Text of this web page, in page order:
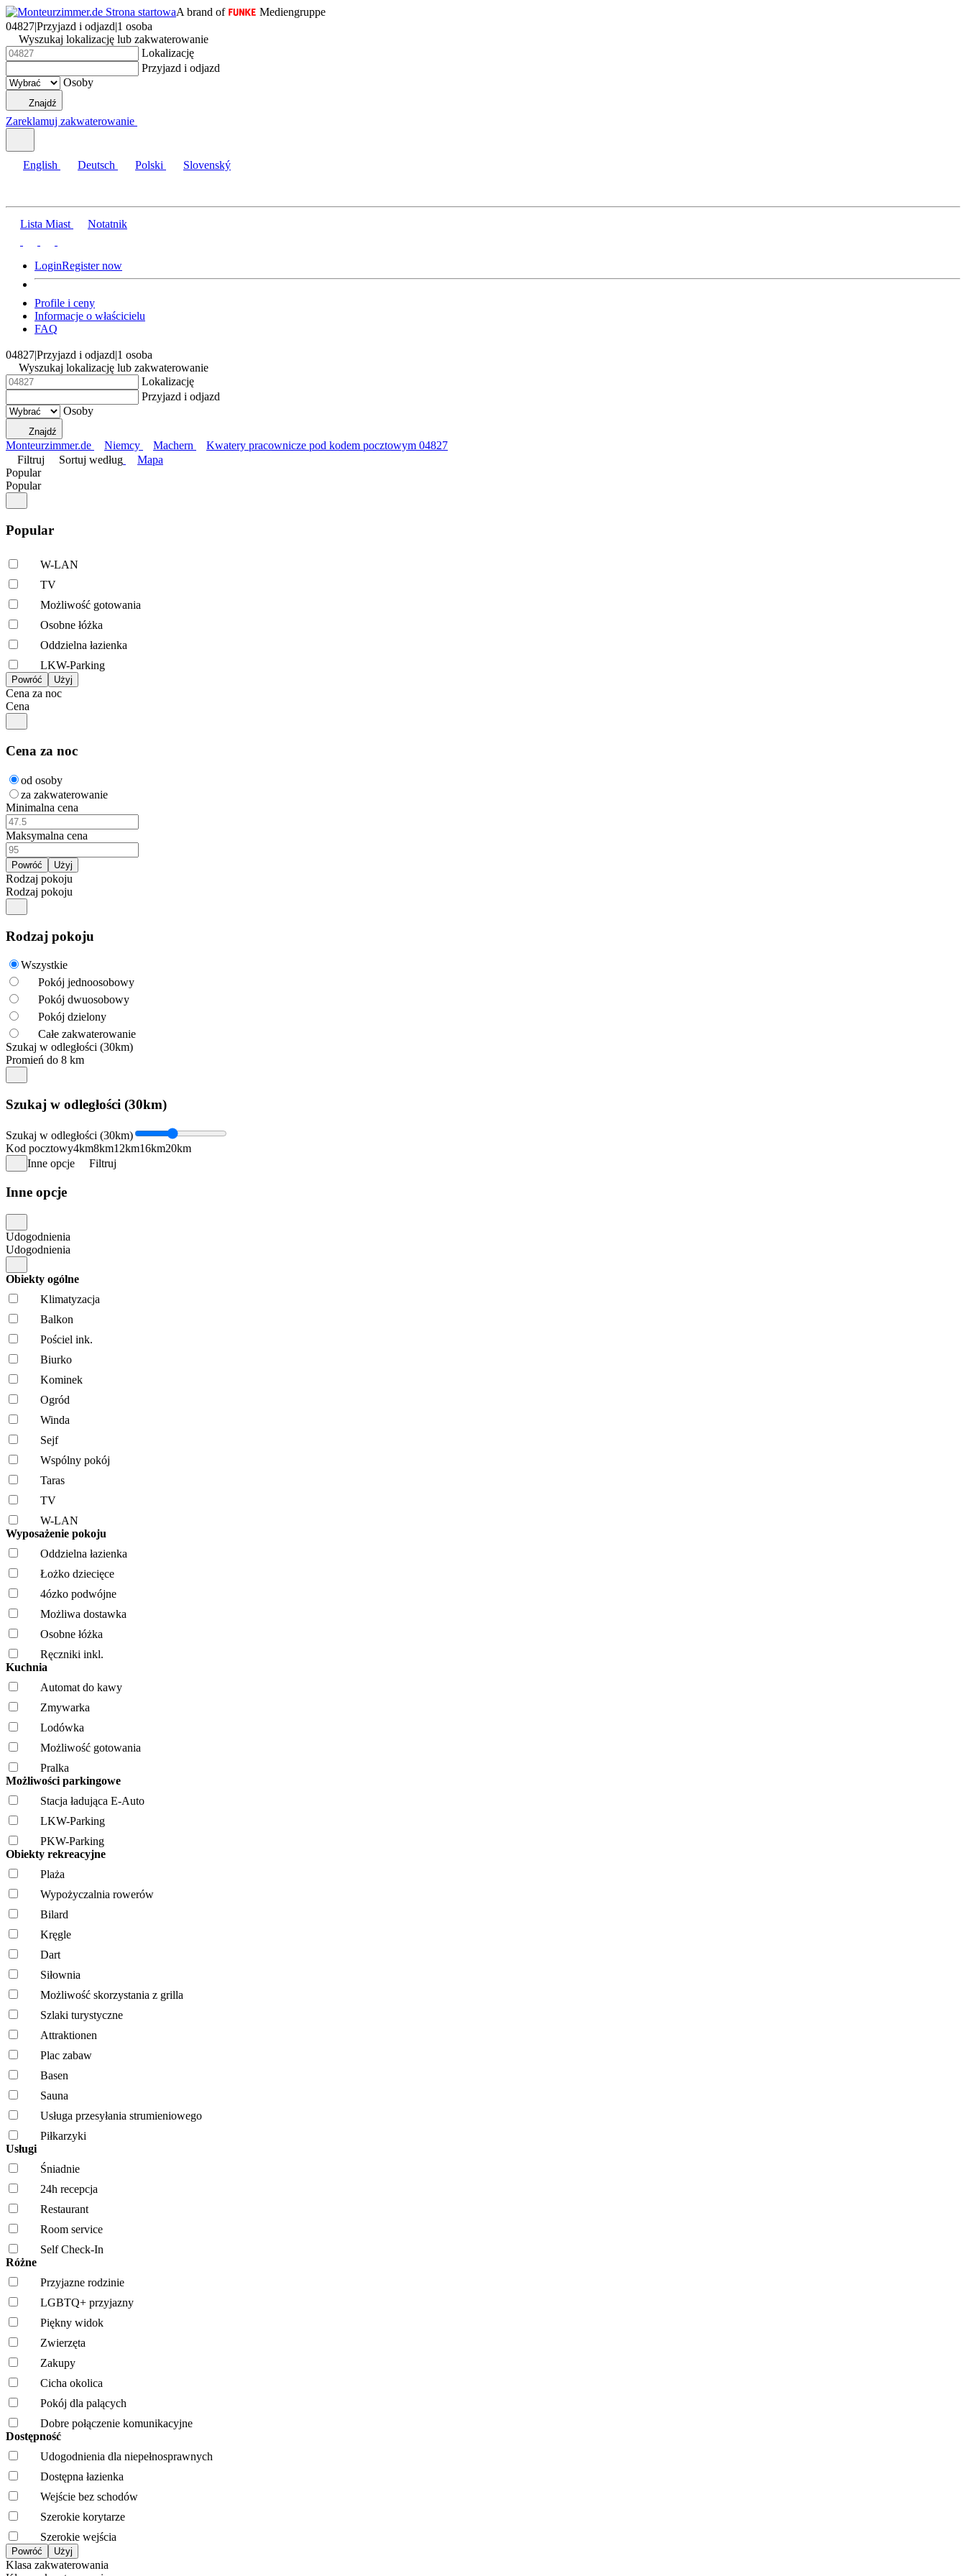
A brand of
Mediengruppe
04827|Przyjazd i odjazd|1 osoba
Wyszukaj lokalizację lub zakwaterowanie
Lokalizację
Przyjazd i odjazd
Osoby
Znajdź
Zareklamuj zakwaterowanie
English Deutsch Polski Slovenský
Lista Miast Notatnik
LoginRegister now
Profile i ceny
Informacje o właścicielu
FAQ
04827|Przyjazd i odjazd|1 osoba
Wyszukaj lokalizację lub zakwaterowanie
Lokalizację
Przyjazd i odjazd
Osoby
Znajdź
Monteurzimmer.de Niemcy Machern
Kwatery pracownicze pod kodem pocztowym 04827
Filtruj
Sortuj według
Mapa
Popular
Popular
Popular
W-LAN
TV
Możliwość gotowania
Osobne łóżka
Oddzielna łazienka
LKW-Parking
Cena za noc
Cena
Cena za noc
od osoby
za zakwaterowanie
Minimalna cena
Maksymalna cena
Rodzaj pokoju
Rodzaj pokoju
Rodzaj pokoju
Wszystkie
Pokój jednoosobowy
Pokój dwuosobowy
Pokój dzielony
Całe zakwaterowanie
Szukaj w odległości (30km)
Promień do 8 km
Szukaj w odległości (30km)
Szukaj w odległości (30km)
Kod pocztowy4km8km12km16km20km
Inne opcje
Filtruj
Inne opcje
Udogodnienia
Udogodnienia
Obiekty ogólne
Klimatyzacja
Balkon
Pościel ink.
Biurko
Kominek
Ogród
Winda
Sejf
Wspólny pokój
Taras
TV
W-LAN
Wyposażenie pokoju
Oddzielna łazienka
Łożko dziecięce
4ózko podwójne
Możliwa dostawka
Osobne łóżka
Ręczniki inkl.
Kuchnia
Automat do kawy
Zmywarka
Lodówka
Możliwość gotowania
Pralka
Możliwości parkingowe
Stacja ładująca E-Auto
LKW-Parking
PKW-Parking
Obiekty rekreacyjne
Plaża
Wypożyczalnia rowerów
Bilard
Kręgle
Dart
Siłownia
Możliwość skorzystania z grilla
Szlaki turystyczne
Attraktionen
Plac zabaw
Basen
Sauna
Usługa przesyłania strumieniowego
Piłkarzyki
Usługi
Śniadnie
24h recepcja
Restaurant
Room service
Self Check-In
Różne
Przyjazne rodzinie
LGBTQ+ przyjazny
Piękny widok
Zwierzęta
Zakupy
Cicha okolica
Pokój dla palących
Dobre połączenie komunikacyjne
Dostępność
Udogodnienia dla niepełnosprawnych
Dostępna łazienka
Wejście bez schodów
Szerokie korytarze
Szerokie wejścia
Klasa zakwaterowania